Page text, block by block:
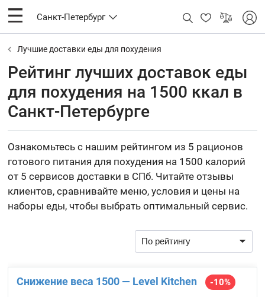
Санкт-Петербург
Лучшие доставки еды для похудения
Рейтинг лучших доставок еды
для похудения на 1500 ккал в
Санкт-Петербурге
Ознакомьтесь с нашим рейтингом из 5 рационов
готового питания для похудения на 1500 калорий
от 5 сервисов доставки в СПб. Читайте отзывы
клиентов, сравнивайте меню, условия и цены на
наборы еды, чтобы выбрать оптимальный сервис.
Снижение веса 1500 — Level Kitchen
-10%